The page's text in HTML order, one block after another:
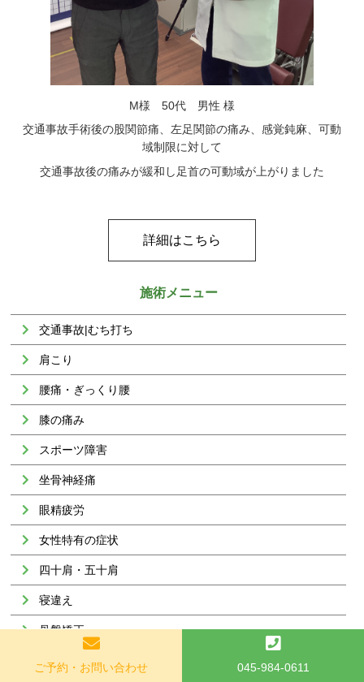
M様 50代 男性 様
交通事故手術後の股関節痛、左足関節の痛み、感覚鈍麻、可動
域制限に対して
交通事故後の痛みが緩和し足首の可動域が上がりました
詳細はこちら
施術メニュー
交通事故|むち打ち
肩こり
腰痛・ぎっくり腰
膝の痛み
スポーツ障害
坐骨神経痛
眼精疲労
女性特有の症状
四十肩・五十肩
寝違え
骨盤矯正
鍼灸・美容鍼灸
ご予約・お問い合わせ 045-984-0611